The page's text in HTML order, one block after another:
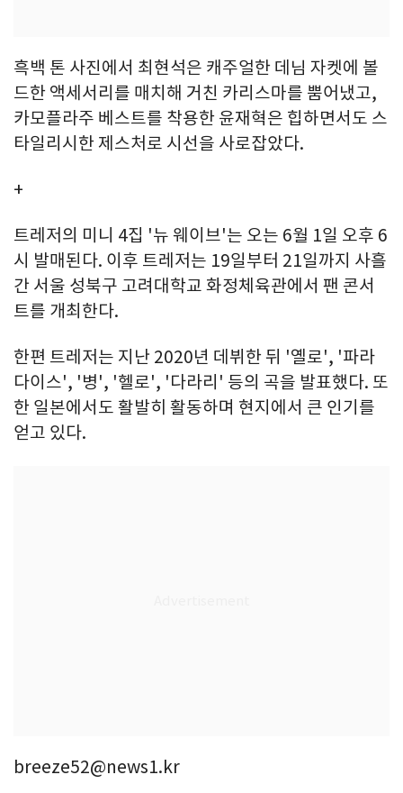
흑백 톤 사진에서 최현석은 캐주얼한 데님 자켓에 볼
드한 액세서리를 매치해 거친 카리스마를 뿜어냈고,
카모플라주 베스트를 착용한 윤재혁은 힙하면서도 스
타일리시한 제스처로 시선을 사로잡았다.
+
트레저의 미니 4집 '뉴 웨이브'는 오는 6월 1일 오후 6
시 발매된다. 이후 트레저는 19일부터 21일까지 사흘
간 서울 성북구 고려대학교 화정체육관에서 팬 콘서
트를 개최한다.
한편 트레저는 지난 2020년 데뷔한 뒤 '옐로', '파라
다이스', '병', '헬로', '다라리' 등의 곡을 발표했다. 또
한 일본에서도 활발히 활동하며 현지에서 큰 인기를
얻고 있다.
breeze52@news1.kr